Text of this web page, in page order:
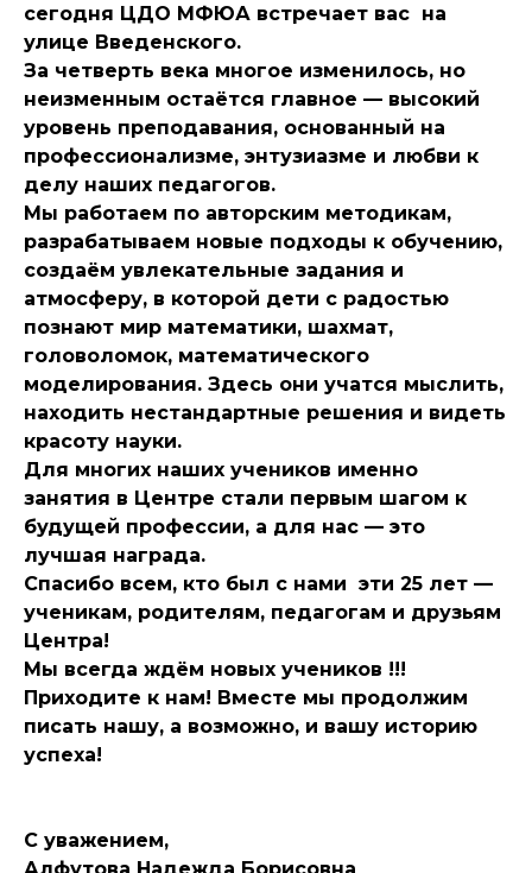
сегодня ЦДО МФЮА встречает вас на
улице Введенского.
За четверть века многое изменилось, но
неизменным остаётся главное — высокий
уровень преподавания, основанный на
профессионализме, энтузиазме и любви к
делу наших педагогов.
Мы работаем по авторским методикам,
разрабатываем новые подходы к обучению,
создаём увлекательные задания и
атмосферу, в которой дети с радостью
познают мир математики, шахмат,
головоломок, математического
моделирования. Здесь они учатся мыслить,
находить нестандартные решения и видеть
красоту науки.
Для многих наших учеников именно
занятия в Центре стали первым шагом к
будущей профессии, а для нас — это
лучшая награда.
Спасибо всем, кто был с нами эти 25 лет —
ученикам, родителям, педагогам и друзьям
Центра!
Мы всегда ждём новых учеников !!!
Приходите к нам! Вместе мы продолжим
писать нашу, а возможно, и вашу историю
успеха!
С уважением,